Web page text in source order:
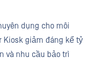
dụng cho môi
Kiosk giảm đáng kể tỷ
và nhu cầu bảo trì